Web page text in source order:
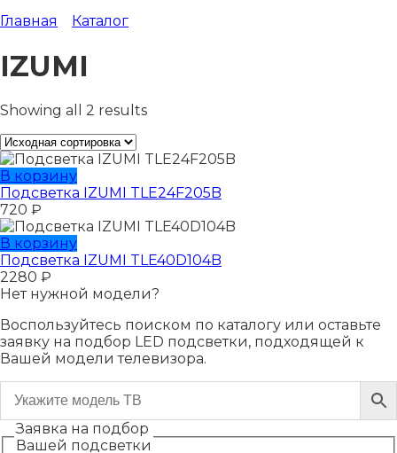
Главная
Каталог
IZUMI
Showing all 2 results
В корзину
Подсветка IZUMI TLE24F205B
720 ₽
В корзину
Подсветка IZUMI TLE40D104B
2280 ₽
Нет нужной модели?
Воспользуйтесь поиском по каталогу или оставьте
заявку на подбор LED подсветки, подходящей к
Вашей модели телевизора.
Заявка на подбор
Вашей подсветки